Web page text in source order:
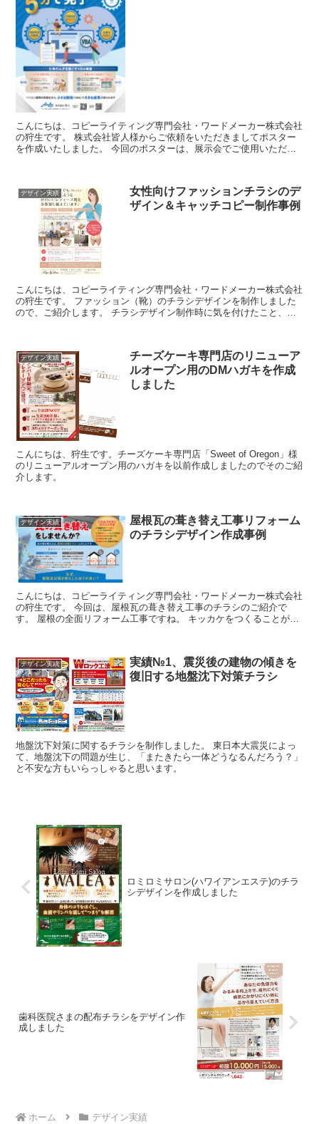
こんにちは、コピーライティング専門会社・ワードメーカー株式会社
の狩生です。 株式会社皆人様からご依頼をいただきましてポスター
を作成いたしました。 今回のポスターは、展示会でご使用いただい
デザイン実績
女性向けファッションチラシのデ
ザイン＆キャッチコピー制作事例
こんにちは、コピーライティング専門会社・ワードメーカー株式会社
の狩生です。 ファッション（靴）のチラシデザインを制作しました
ので、ご紹介します。 チラシデザイン制作時に気を付けたこと、ポ
デザイン実績
チーズケーキ専門店のリニューア
ルオープン用のDMハガキを作成
しました
こんにちは、狩生です。チーズケーキ専門店「Sweet of Oregon」様
のリニューアルオープン用のハガキを以前作成しましたのでそのご紹
介します。
デザイン実績
屋根瓦の葺き替え工事リフォーム
のチラシデザイン作成事例
こんにちは、コピーライティング専門会社・ワードメーカー株式会社
の狩生です。 今回は、屋根瓦の葺き替え工事のチラシのご紹介で
す。 屋根の全面リフォーム工事ですね。 キッカケをつくることが大
デザイン実績
実績№1、震災後の建物の傾きを
復旧する地盤沈下対策チラシ
地盤沈下対策に関するチラシを制作しました。 東日本大震災によっ
て、地盤沈下の問題が生じ、「またきたら一体どうなるんだろう？」
と不安な方もいらっしゃると思います。
ロミロミサロン(ハワイアンエステ)のチラ
シデザインを作成しました
歯科医院さまの配布チラシをデザイン作
成しました
ホーム デザイン実績